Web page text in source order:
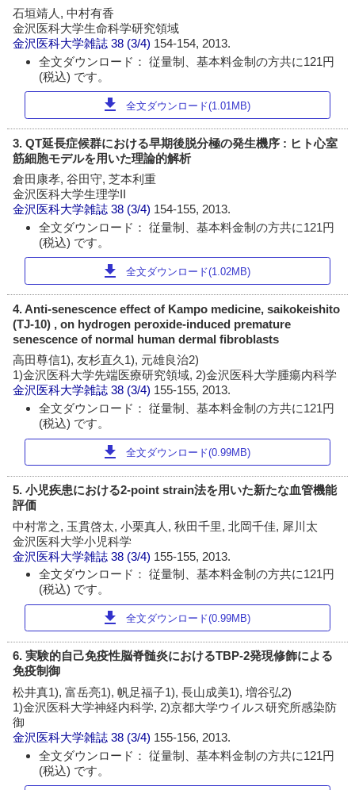
石垣靖人, 中村有香
金沢医科大学生命科学研究領域
金沢医科大学雑誌 38 (3/4) 154-154, 2013.
全文ダウンロード： 従量制、基本料金制の方共に121円
(税込) です。
download 全文ダウンロード(1.01MB)
3. QT延長症候群における早期後脱分極の発生機序 : ヒト心室
筋細胞モデルを用いた理論的解析
倉田康孝, 谷田守, 芝本利重
金沢医科大学生理学II
金沢医科大学雑誌 38 (3/4) 154-155, 2013.
全文ダウンロード： 従量制、基本料金制の方共に121円
(税込) です。
download 全文ダウンロード(1.02MB)
4. Anti-senescence effect of Kampo medicine, saikokeishito
(TJ-10) , on hydrogen peroxide-induced premature
senescence of normal human dermal fibroblasts
高田尊信1), 友杉直久1), 元雄良治2)
1)金沢医科大学先端医療研究領域, 2)金沢医科大学腫瘍内科学
金沢医科大学雑誌 38 (3/4) 155-155, 2013.
全文ダウンロード： 従量制、基本料金制の方共に121円
(税込) です。
download 全文ダウンロード(0.99MB)
5. 小児疾患における2-point strain法を用いた新たな血管機能
評価
中村常之, 玉貫啓太, 小栗真人, 秋田千里, 北岡千佳, 犀川太
金沢医科大学小児科学
金沢医科大学雑誌 38 (3/4) 155-155, 2013.
全文ダウンロード： 従量制、基本料金制の方共に121円
(税込) です。
download 全文ダウンロード(0.99MB)
6. 実験的自己免疫性脳脊髄炎におけるTBP-2発現修飾による
免疫制御
松井真1), 富岳亮1), 帆足福子1), 長山成美1), 増谷弘2)
1)金沢医科大学神経内科学, 2)京都大学ウイルス研究所感染防
御
金沢医科大学雑誌 38 (3/4) 155-156, 2013.
全文ダウンロード： 従量制、基本料金制の方共に121円
(税込) です。